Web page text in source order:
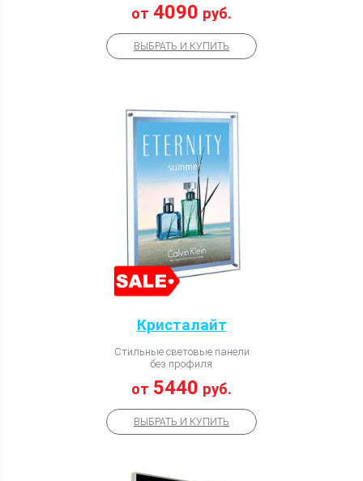
от 4090 руб.
ВЫБРАТЬ И КУПИТЬ
Кристалайт
Стильные световые панели
без профиля
от 5440 руб.
ВЫБРАТЬ И КУПИТЬ